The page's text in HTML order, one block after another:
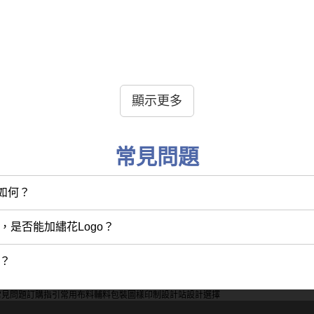
Polo恤通常有翻領和鈕扣設計，給人一種更正式和
棉聚酯混紡和竹纖維。純棉Polo恤舒適透氣，適合日
恤則具有抗菌和環保特性。
適感。
顯示更多
常見問題
何？
是否能加繡花Logo？
問題訂購指引 常用布料輔料包裝 圖樣印制 設計站設計選擇